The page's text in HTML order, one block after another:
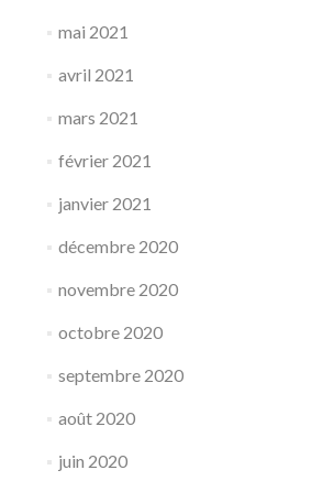
mai 2021
avril 2021
mars 2021
février 2021
janvier 2021
décembre 2020
novembre 2020
octobre 2020
septembre 2020
août 2020
juin 2020